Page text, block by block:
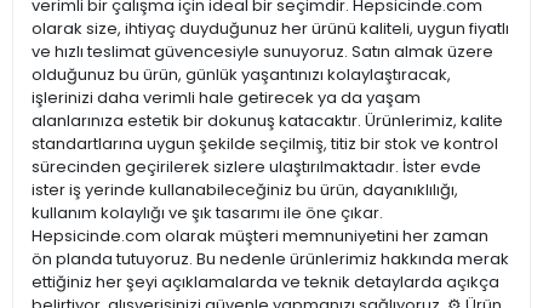
verimli bir çalışma için ideal bir seçimdir. Hepsicinde.com
olarak size, ihtiyaç duyduğunuz her ürünü kaliteli, uygun fiyatlı
ve hızlı teslimat güvencesiyle sunuyoruz. Satın almak üzere
olduğunuz bu ürün, günlük yaşantınızı kolaylaştıracak,
işlerinizi daha verimli hale getirecek ya da yaşam
alanlarınıza estetik bir dokunuş katacaktır. Ürünlerimiz, kalite
standartlarına uygun şekilde seçilmiş, titiz bir stok ve kontrol
sürecinden geçirilerek sizlere ulaştırılmaktadır. İster evde
ister iş yerinde kullanabileceğiniz bu ürün, dayanıklılığı,
kullanım kolaylığı ve şık tasarımı ile öne çıkar.
Hepsicinde.com olarak müşteri memnuniyetini her zaman
ön planda tutuyoruz. Bu nedenle ürünlerimiz hakkında merak
ettiğiniz her şeyi açıklamalarda ve teknik detaylarda açıkça